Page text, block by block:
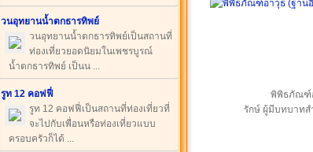
วนอุทยานน้ำตกธารทิพย์
วนอุทยานน้ำตกธารทิพย์เป็นสถานที่
ท่องเที่ยวยอดนิยมในเพชรบูรณ์
น้ำตกธารทิพย์ เป็นน ...
รูท 12 คอฟฟี่
รูท 12 คอฟฟี่เป็นสถานที่ท่องเที่ยวที่
จะไปกับเพื่อนหรือท่องเที่ยวแบบ
ครอบครัวก็ได้ ...
พิพิธภัณฑ์อ
รักษ์ ผู้มีบทบาท